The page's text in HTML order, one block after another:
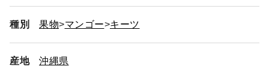
種別 果物 マンゴー キーツ
産地 沖縄県